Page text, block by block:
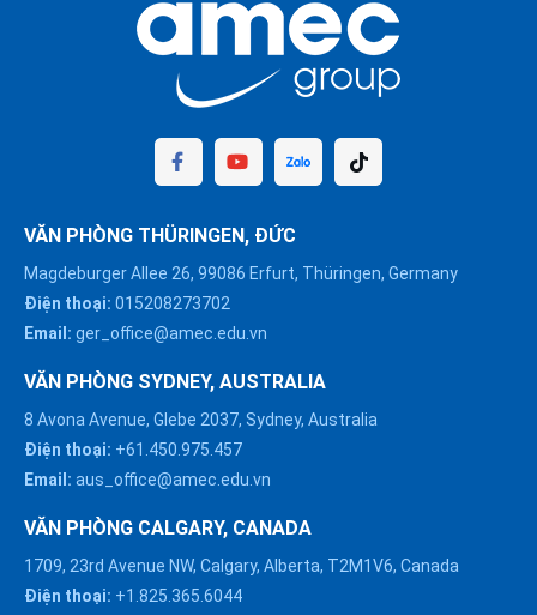
VĂN PHÒNG THÜRINGEN, ĐỨC
Magdeburger Allee 26, 99086 Erfurt, Thüringen, Germany
Điện thoại: 015208273702
Email: ger_office@amec.edu.vn
VĂN PHÒNG SYDNEY, AUSTRALIA
8 Avona Avenue, Glebe 2037, Sydney, Australia
Điện thoại: +61.450.975.457
Email: aus_office@amec.edu.vn
VĂN PHÒNG CALGARY, CANADA
1709, 23rd Avenue NW, Calgary, Alberta, T2M1V6, Canada
Điện thoại: +1.825.365.6044